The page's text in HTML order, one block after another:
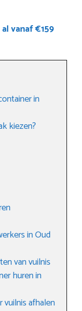
vanaf €159
in
kiezen?
in Oud
van vuilnis
huren in
vuilnis afhalen